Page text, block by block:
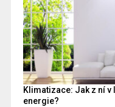
Klimatizace: Jak z ní v
energie?